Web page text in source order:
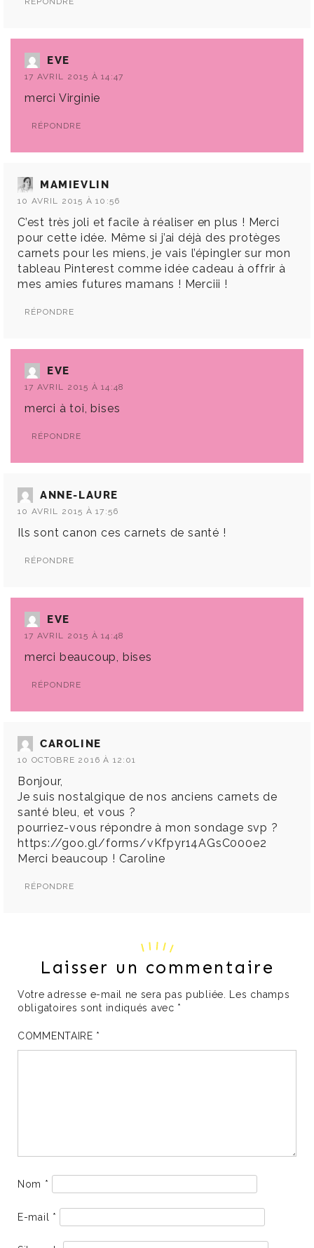
EVE
17 AVRIL 2015 À 14:47
merci Virginie
RÉPONDRE
MAMIEVLIN
10 AVRIL 2015 À 10:56
C’est très joli et facile à réaliser en plus ! Merci
pour cette idée. Même si j’ai déjà des protèges
carnets pour les miens, je vais l’épingler sur mon
tableau Pinterest comme idée cadeau à offrir à
mes amies futures mamans ! Merciii !
RÉPONDRE
EVE
17 AVRIL 2015 À 14:48
merci à toi, bises
RÉPONDRE
ANNE-LAURE
10 AVRIL 2015 À 17:56
Ils sont canon ces carnets de santé !
RÉPONDRE
EVE
17 AVRIL 2015 À 14:48
merci beaucoup, bises
RÉPONDRE
CAROLINE
10 OCTOBRE 2016 À 12:01
Bonjour,
Je suis nostalgique de nos anciens carnets de
santé bleu, et vous ?
pourriez-vous répondre à mon sondage svp ?
https://goo.gl/forms/vKfpyr14AGsC000e2
Merci beaucoup ! Caroline
RÉPONDRE
Laisser un commentaire
Votre adresse e-mail ne sera pas publiée. Les champs
obligatoires sont indiqués avec *
COMMENTAIRE *
Nom *
E-mail *